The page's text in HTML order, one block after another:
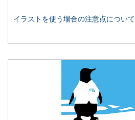
イラストを使う場合の注意点について